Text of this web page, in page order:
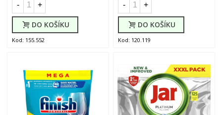
- +
DO KOŠÍKU
Kod: 155.552
- +
DO KOŠÍKU
Kod: 120.119